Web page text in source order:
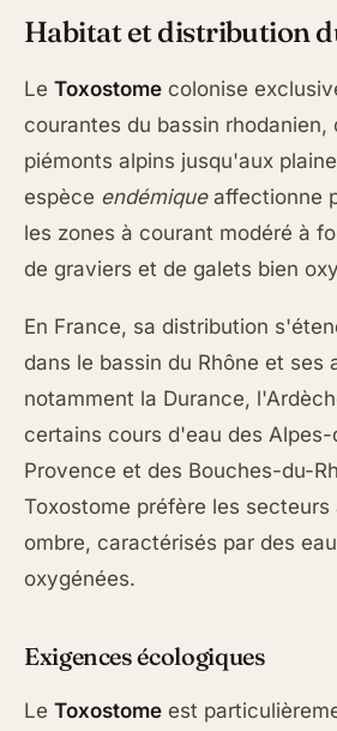
Habitat et distribution
Le Toxostome colonise
courantes du bassin rhodanien,
piémonts alpins jusqu'aux
espèce endémiqueaffectionne
les zones à courant modéré à
de graviers et de galets bien
En France, sa distribution
dans le bassin du Rhône et ses
notamment la Durance,
certains cours d'eau des
Provence et des Bouches-du-
Toxostome préfère les secteurs
ombre, caractérisés par des
oxygénées.
Exigences écologiques
Le Toxostome est